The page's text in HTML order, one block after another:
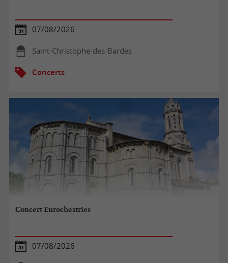
07/08/2026
Saint-Christophe-des-Bardes
Concerts
Concert Eurochestries
07/08/2026